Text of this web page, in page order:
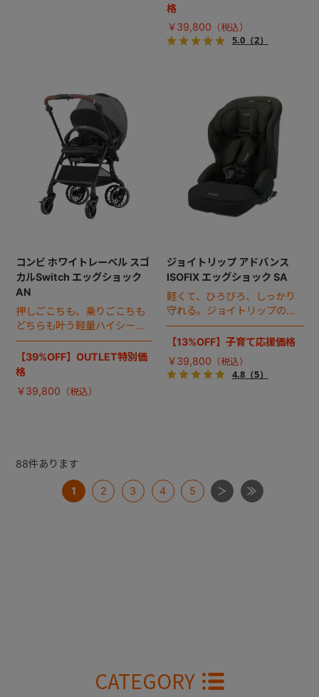
格
￥39,800
5.0（2）
コンビ ホワイトレーベル スゴ
カルSwitch エッグショック
AN
押しごこちも、乗りごこちも
どちらも叶う軽量ハイシート
ベビーカー。
【39%OFF】OUTLET特別価
格
￥39,800
ジョイトリップ アドバンス
ISOFIX エッグショック SA
軽くて、ひろびろ、しっかり
守れる。ジョイトリップの
ISOFIX対応モデル。
【13%OFF】子育て応援価格
￥39,800
4.8（5）
88件あります
1 2 3 4 5
CATEGORY